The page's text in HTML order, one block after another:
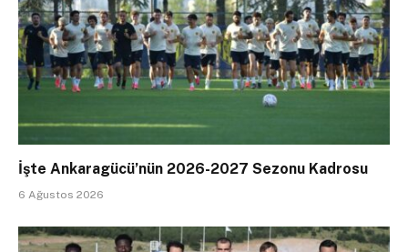
İşte Ankaragücü’nün 2026-2027 Sezonu Kadrosu
6 Ağustos 2026